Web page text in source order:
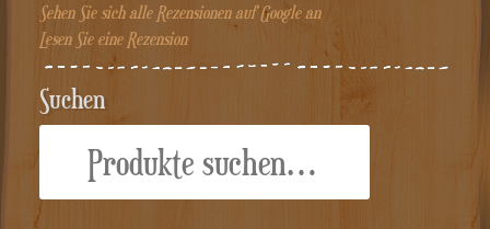
Sehen Sie sich alle Rezensionen auf Google an
Lesen Sie eine Rezension
Suchen